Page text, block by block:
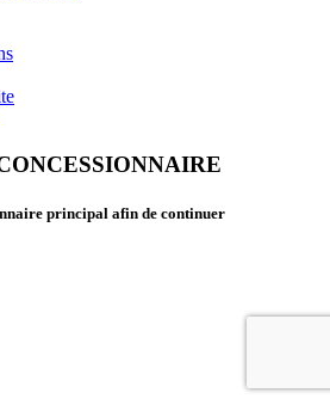
principal afin de continuer